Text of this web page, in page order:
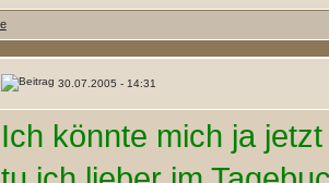
30.07.2005 - 14:31
Ich könnte mich ja